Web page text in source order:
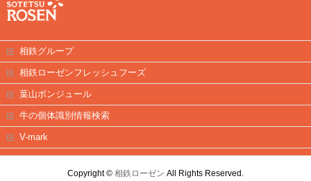
相鉄グループ
相鉄ローゼンフレッシュフーズ
葉山ボンジュール
牛の個体識別情報検索
V-mark
Copyright © 相鉄ローゼン All Rights Reserved.